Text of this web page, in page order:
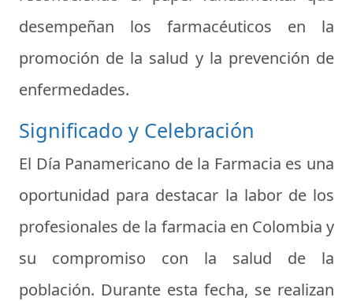
desempeñan los farmacéuticos en la
promoción de la salud y la prevención de
enfermedades.
Significado y Celebración
El Día Panamericano de la Farmacia es una
oportunidad para destacar la labor de los
profesionales de la farmacia en Colombia y
su compromiso con la salud de la
población. Durante esta fecha, se realizan